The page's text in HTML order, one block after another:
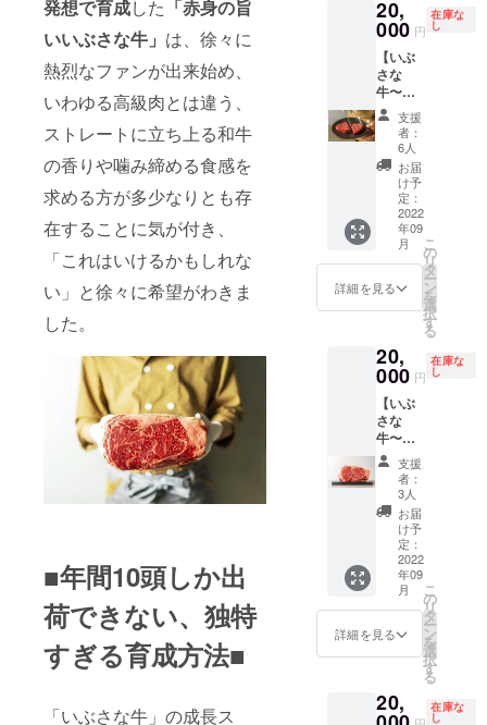
発想で育成した 「赤身の旨
いいぶさな牛」 は、徐々に
熱烈なファンが出来始め、
いわゆる高級肉とは違う、
ストレートに立ち上る和牛
の香りや噛み締める食感を
求める方が多少なりとも存
在することに気が付き、
「これはいけるかもしれな
い」と徐々に希望がわきま
した。
■年間10頭しか出
荷できない、独特
すぎる育成方法■
「いぶさな牛」の成長ス
がござ
いま
す。 ※
商品詳
細は活
動報告
にて公
開させ
ていた
だきま
す。
細は活
動報告
にて公
開させ
ていた
だきま
す。
パック
■テール
スライ
ス
100g×1
パック
■タン
150g×1
パック
■ハラ
ミ
150g×1
パック
■サガ
リ
150g×1
パック
横隔膜
につい
ている
筋肉
部。 腰
椎側が
「サガ
リ」、
肋骨側
が「ハ
ラミ」
と呼ば
れ、
「サガ
リ」
は、牛1
頭から1
は、牛1
頭から2
20,
000 円
在庫な
し
【いぶ
さな
牛〜希
少ス
テーキ
パッ
ク〜】
￥20,00
0（税
込/クー
ル便送
¥1,200
含む）
■ヒレス
テー
キ 150
ｇ ■
サーロ
イン／
リブ
ロース
／イチ
ボ い
ずれ
か 150
ｇ ■
ベーコ
ンブ
ロッ
ク
100g ※
写真は
イメー
届けす
るパッ
支援
者：
6人
お届
け予
定：
2022
年09
月
詳細を見る
こ
の
リ
タ
ー
ン
を
選
択
す
る
20,
000 円
在庫な
し
【いぶ
さな
牛〜
350g塊
肉パッ
ク〜】
￥20,00
0（税
込/クー
ル便送
¥1,200
含む）
■下記４
つのう
ちお好
塊を。
1.リブ
支援
者：
3人
お届
け予
定：
2022
年09
月
詳細を見る
こ
の
リ
タ
ー
ン
を
選
択
す
る
20, 在庫な
し